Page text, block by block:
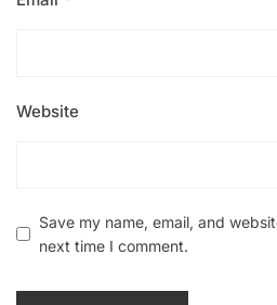
Website
Save my name, email, and
next time I comment.